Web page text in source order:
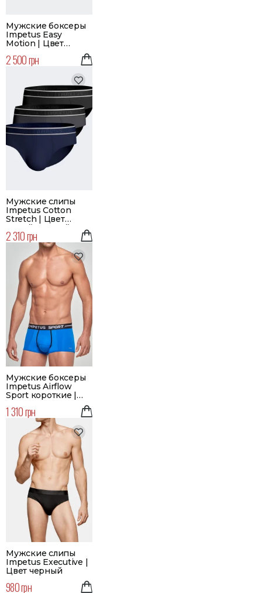
Мужские боксеры
Impetus Easy
Motion | Цвет
серый | Набор 2 шт.
2 500 грн
Мужские слипы
Impetus Cotton
Stretch | Цвет
серый, черный,
синий | Набор 3 шт.
2 310 грн
Мужские боксеры
Impetus Airflow
Sport короткие |
1 310 грн
Мужские слипы
Impetus Executive |
Цвет черный
980 грн